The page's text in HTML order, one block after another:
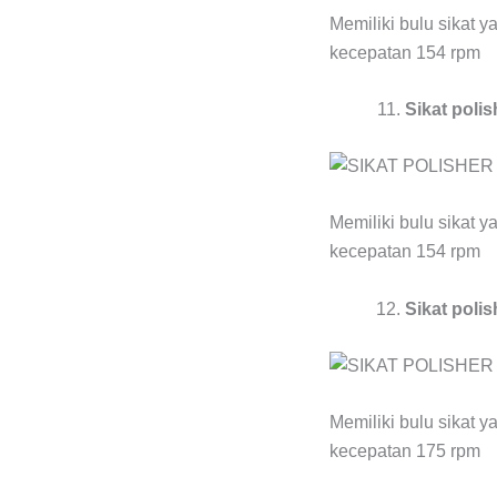
Memiliki bulu sikat
kecepatan 154 rpm
Sikat
Memiliki bulu sikat
kecepatan 154 rpm
Sikat
Memiliki bulu sikat
kecepatan 175 rpm